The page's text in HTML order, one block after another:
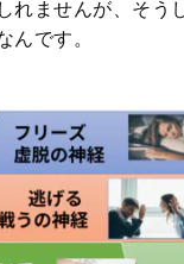
れませんが、そう
んです。